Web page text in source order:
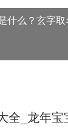
什么？玄字
全_龙年